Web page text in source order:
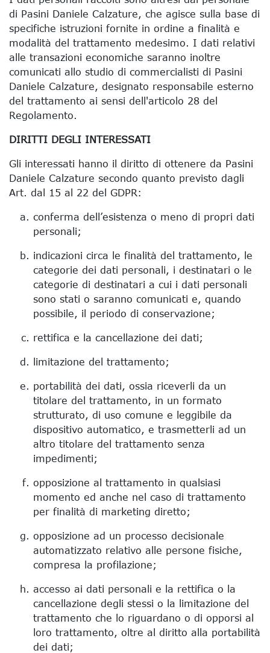
di Pasini Daniele Calzature, che agisce sulla base di
specifiche istruzioni fornite in ordine a finalità e
modalità del trattamento medesimo. I dati relativi
alle transazioni economiche saranno inoltre
comunicati allo studio di commercialisti di Pasini
Daniele Calzature, designato responsabile esterno
del trattamento ai sensi dell'articolo 28 del
Regolamento.
DIRITTI DEGLI INTERESSATI
Gli interessati hanno il diritto di ottenere da Pasini
Daniele Calzature secondo quanto previsto dagli
Art. dal 15 al 22 del GDPR:
conferma dell’esistenza o meno di propri dati
personali;
indicazioni circa le finalità del trattamento, le
categorie dei dati personali, i destinatari o le
categorie di destinatari a cui i dati personali
sono stati o saranno comunicati e, quando
possibile, il periodo di conservazione;
rettifica e la cancellazione dei dati;
limitazione del trattamento;
portabilità dei dati, ossia riceverli da un
titolare del trattamento, in un formato
strutturato, di uso comune e leggibile da
dispositivo automatico, e trasmetterli ad un
altro titolare del trattamento senza
impedimenti;
opposizione al trattamento in qualsiasi
momento ed anche nel caso di trattamento
per finalità di marketing diretto;
opposizione ad un processo decisionale
automatizzato relativo alle persone fisiche,
compresa la profilazione;
accesso ai dati personali e la rettifica o la
cancellazione degli stessi o la limitazione del
trattamento che lo riguardano o di opporsi al
loro trattamento, oltre al diritto alla portabilità
dei dati;